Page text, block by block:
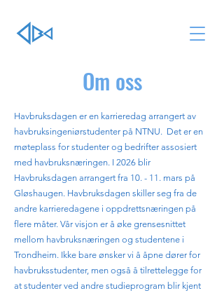
Om oss
Havbruksdagen er en karrieredag arrangert av
havbruksingeniørstudenter på NTNU. Det er en
møteplass for studenter og bedrifter assosiert
med havbruksnæringen. I 2026 blir
Havbruksdagen arrangert fra 10. - 11. mars på
Gløshaugen. Havbruksdagen skiller seg fra de
andre karrieredagene i oppdrettsnæringen på
flere måter. Vår visjon er å øke grensesnittet
mellom havbruksnæringen og studentene i
Trondheim. Ikke bare ønsker vi å åpne dører for
havbruksstudenter, men også å tilrettelegge for
at studenter ved andre studieprogram blir kjent